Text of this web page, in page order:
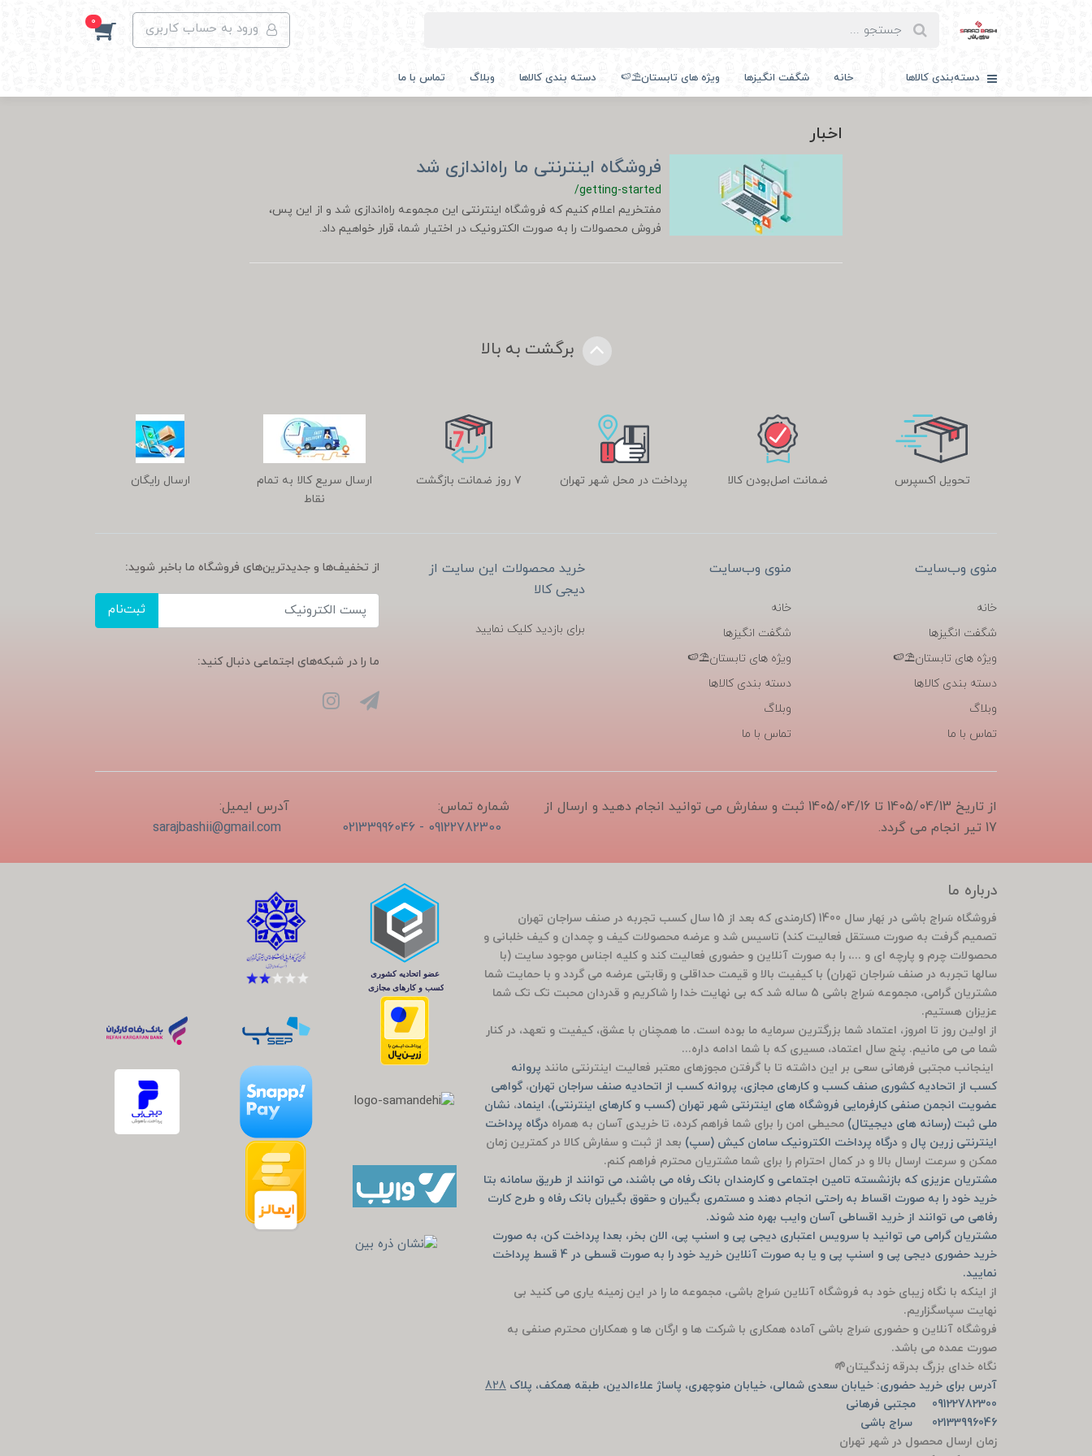
ورود به حساب کاربری 0
دسته‌بندی کالاها خانه شگفت انگیزها ویژه های تابستان⛱️🍉 دسته بندی کالاها وبلاگ تماس با ما
اخبار
فروشگاه اینترنتی ما راه‌اندازی شد
/getting-started
مفتخریم اعلام کنیم که فروشگاه اینترنتی این مجموعه راه‌اندازی شد و از این پس،
فروش محصولات را به صورت الکترونیک در اختیار شما، قرار خواهیم داد.
برگشت به بالا
تحویل اکسپرس ضمانت اصل‌بودن کالا پرداخت در محل شهر تهران ۷ روز ضمانت بازگشت
ارسال سریع کالا به تمام
نقاط
ارسال رایگان
منوی وب‌سایت
خانه
شگفت انگیزها
ویژه های تابستان⛱️🍉
دسته بندی کالاها
وبلاگ
تماس با ما
منوی وب‌سایت
خانه
شگفت انگیزها
ویژه های تابستان⛱️🍉
دسته بندی کالاها
وبلاگ
تماس با ما
خرید محصولات این سایت از
دیجی کالا
برای بازدید کلیک نمایید
از تخفیف‌ها و جدیدترین‌های فروشگاه ما باخبر شوید:
ثبت‌نام
ما را در شبکه‌های اجتماعی دنبال کنید:
از تاریخ 1405/04/13 تا 1405/04/16 ثبت و سفارش می توانید انجام دهید و ارسال از
17 تیر انجام می گردد.
شماره تماس:
09122782300 - 02133996046
آدرس ایمیل:
sarajbashii@gmail.com
درباره ما
فروشگاه سَراج باشی در بَهار سال 1400 (کارمندی که بعد از 15 سال کسب تجربه در صنف سراجان تهران
تصمیم گرفت به صورت مستقل فعالیت کند) تاسیس شد و عرضه محصولات کیف و چمدان و کیف خلبانی و
محصولات چرم و پارچه ای و ...، را به صورت آنلاین و حضوری فعالیت کند و کلیه اجناس موجود سایت (با
سالها تجربه در صنف سَراجان تهران) با کیفیت بالا و قیمت حداقلی و رقابتی عرضه می گردد و با حمایت شما
مشتریان گرامی، مجموعه سَراج باشی 5 ساله شد که بی نهایت خدا را شاکریم و قدردان محبت تک تک شما
عزیزان هستیم.
از اولین روز تا امروز، اعتماد شما بزرگترین سرمایه ما بوده است. ما همچنان با عشق، کیفیت و تعهد، در کنار
شما می می مانیم. پنج سال اعتماد، مسیری که با شما ادامه داره...
اینجانب مجتبی فرهانی سعی بر این داشته تا با گرفتن مجوزهای معتبر فعالیت اینترنتی مانند پروانه
کسب از اتحادیه کشوری صنف کسب و کارهای مجازی، پروانه کسب از اتحادیه صنف سراجان تهران،گواهی
عضویت انجمن صنفی کارفرمایی فروشگاه های اینترنتی شهر تهران (کسب و کارهای اینترنتی)، اینماد، نشان
ملی ثبت (رسانه های دیجیتال) محیطی امن را برای شما فراهم کرده، تا خریدی آسان به همراه درگاه پرداخت
اینترنتی زرین پال و درگاه پرداخت الکترونیک سامان کیش (سپ) بعد از ثبت و سفارش کالا در کمترین زمان
ممکن و سرعت ارسال بالا و در کمال احترام را برای شما مشتریان محترم فراهم کنم.
مشتریان عزیزی که بازنشسته تامین اجتماعی و کارمندان بانک رفاه می باشند، می توانند از طریق سامانه بتا
خرید خود را به صورت اقساط به راحتی انجام دهند و مستمری بگیران و حقوق بگیران بانک رفاه و طرح کارت
رفاهی می توانند از خرید اقساطی آسان وایب بهره مند شوند.
مشتریان گرامی می توانید با سرویس اعتباری دیجی پی و اسنپ پی، الان بخر، بعدا پرداخت کن، به صورت
خرید حضوری دیجی پی و اسنپ پی و یا به صورت آنلاین خرید خود را به صورت قسطی در 4 قسط پرداخت
نمایید.
از اینکه با نگاه زیبای خود به فروشگاه آنلاین سَراج باشی، مجموعه ما را در این زمینه یاری می کنید بی
نهایت سپاسگزاریم.
فروشگاه آنلاین و حضوری سَراج باشی آماده همکاری با شرکت ها و ارگان ها و همکاران محترم صنفی به
صورت عمده می باشد.
نگاه خدای بزرگ بدرقه زندگیتان🌱
آدرس برای خرید حضوری: خیابان سعدی شمالی، خیابان منوچهری، پاساژ علاءالدین، طبقه همکف، پلاک 828
09122782300 مجتبی فرهانی
02133996046 سراج باشی
زمان ارسال محصول در شهر تهران